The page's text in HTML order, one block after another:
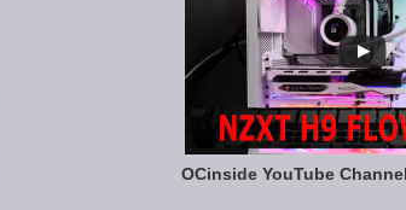
OCinside YouTube Channel